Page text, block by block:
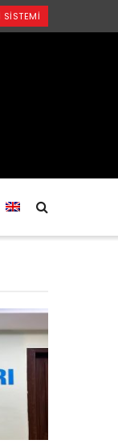
SISTEMI